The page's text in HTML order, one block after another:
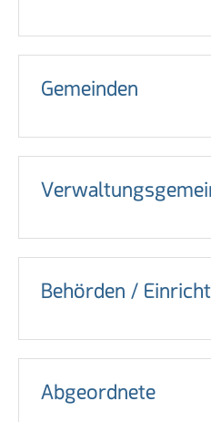
Gemeinden
Behörden /
Abgeordnete